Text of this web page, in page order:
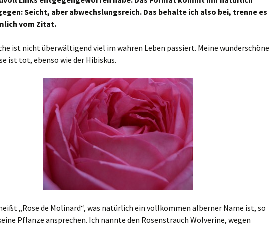
Seicht, aber abwechslungsreich. Das behalte ich also bei, trenne es
vom Zitat.
ist nicht überwältigend viel im wahren Leben passiert. Meine wunderschöne
ist tot, ebenso wie der Hibiskus.
„Rose de Molinard“, was natürlich ein vollkommen alberner Name ist, so
Pflanze ansprechen. Ich nannte den Rosenstrauch Wolverine, wegen